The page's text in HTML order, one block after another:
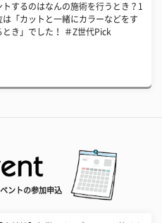
トするのはなんの施術を行うとき？1
は「カットと一緒にカラーなどをす
とき」でした！ ＃Z世代Pick
ントの参加申込